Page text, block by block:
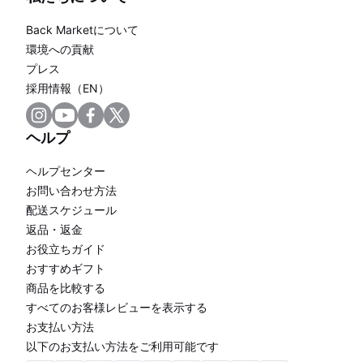
Back Marketについて
環境への貢献
プレス
採用情報（EN）
ヘルプ
ヘルプセンター
お問い合わせ方法
配送スケジュール
返品・返金
お役立ちガイド
おすすめギフト
商品を比較する
すべてのお客様レビューを表示する
お支払い方法
以下のお支払い方法をご利用可能です